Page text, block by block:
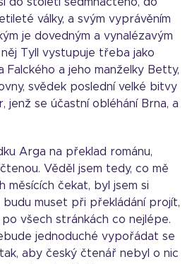
války, a svým vyprávěním
je dovedným a vynalézavým
Tyll vystupuje třeba jako
Falckého a jeho manželky Betty,
svědek poslední velké bitvy
jenž se účastní obléhání Brna, a
Arga na překlad románu,
Věděl jsem tedy, co mě
měsících čekat, byl jsem si
budu muset při překládání projít,
všech stránkách co nejlépe.
jednoduché vypořádat se
aby český čtenář nebyl o nic